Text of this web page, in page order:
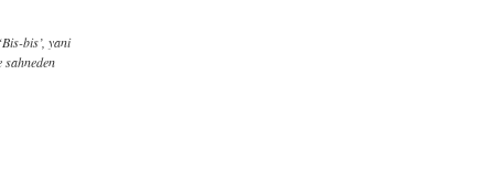
bis’, yani
sahneden